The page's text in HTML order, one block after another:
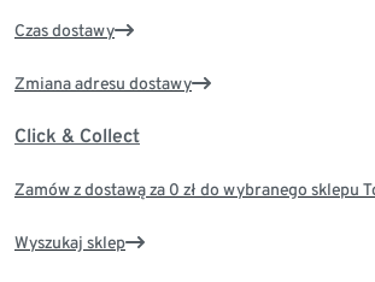
Czas dostawy
Zmiana adresu dostawy
Click & Collect
Zamów z dostawą za 0 zł do wybranego sklepu
Wyszukaj sklep